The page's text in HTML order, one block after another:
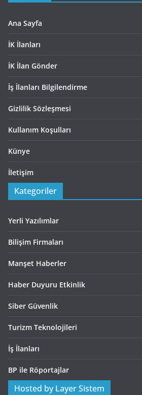
Ana Sayfa
İK İlanları
İK İlan Gönder
İş İlanları Bilgilendirme
Gizlilik Sözleşmesi
Kullanım Koşulları
Künye
İletişim
Kategoriler
Yerli Yazılımlar
Bilişim Firmaları
Manşet Haberler
Haber Duyuru Etkinlik
Siber Güvenlik
Turizm Teknolojileri
İş İlanları
BP ile Röportajlar
Hosted by Layer Sistem